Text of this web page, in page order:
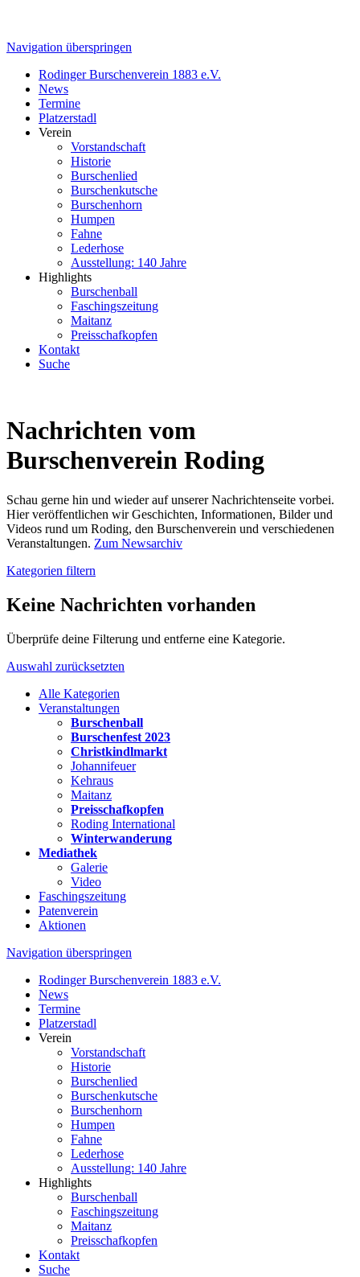
Navigation überspringen
Rodinger Burschenverein 1883 e.V.
News
Termine
Platzerstadl
Verein
Vorstandschaft
Historie
Burschenlied
Burschenkutsche
Burschenhorn
Humpen
Fahne
Lederhose
Ausstellung: 140 Jahre
Highlights
Burschenball
Faschingszeitung
Maitanz
Preisschafkopfen
Kontakt
Suche
Nachrichten vom
Burschenverein Roding
Schau gerne hin und wieder auf unserer Nachrichtenseite vorbei.
Hier veröffentlichen wir Geschichten, Informationen, Bilder und
Videos rund um Roding, den Burschenverein und verschiedenen
Veranstaltungen. Zum Newsarchiv
Kategorien filtern
Keine Nachrichten vorhanden
Überprüfe deine Filterung und entferne eine Kategorie.
Auswahl zurücksetzten
Alle Kategorien
Veranstaltungen
Burschenball
Burschenfest 2023
Christkindlmarkt
Johannifeuer
Kehraus
Maitanz
Preisschafkopfen
Roding International
Winterwanderung
Mediathek
Galerie
Video
Faschingszeitung
Patenverein
Aktionen
Navigation überspringen
Rodinger Burschenverein 1883 e.V.
News
Termine
Platzerstadl
Verein
Vorstandschaft
Historie
Burschenlied
Burschenkutsche
Burschenhorn
Humpen
Fahne
Lederhose
Ausstellung: 140 Jahre
Highlights
Burschenball
Faschingszeitung
Maitanz
Preisschafkopfen
Kontakt
Suche